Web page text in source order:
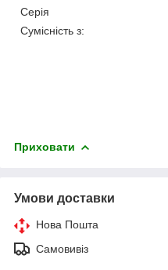
Серія
Сумісність з:
Приховати
Умови доставки
Нова Пошта
Самовивіз